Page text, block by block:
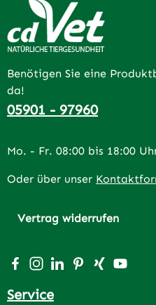
Benötigen Sie eine
da!
05901 - 97960
Mo. - Fr. 08:00 bis 18:00
Oder über unser
Vertrag widerrufen
Besuche uns auf
Schau auf Instagram
Vernetze dich mit
Lass dich auf
Vernetze
Sieh
Service